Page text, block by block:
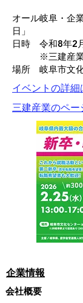
オール岐阜・企
日」
日時 令和8年2
※三建産業は
場所 岐阜市文
イベントの詳細
三建産業のペー
企業情報
会社概要